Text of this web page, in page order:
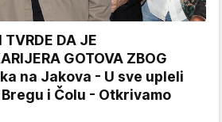
TVRDE DA JE
GOTOVA ZBOG
na Jakova - U sve upleli
i Čolu - Otkrivamo